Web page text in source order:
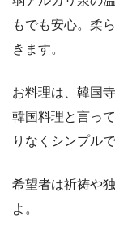
もでも安心。柔
きます。
お料理は、韓国
韓国料理と言っ
りなくシンプル
希望者は祈祷や
よ。